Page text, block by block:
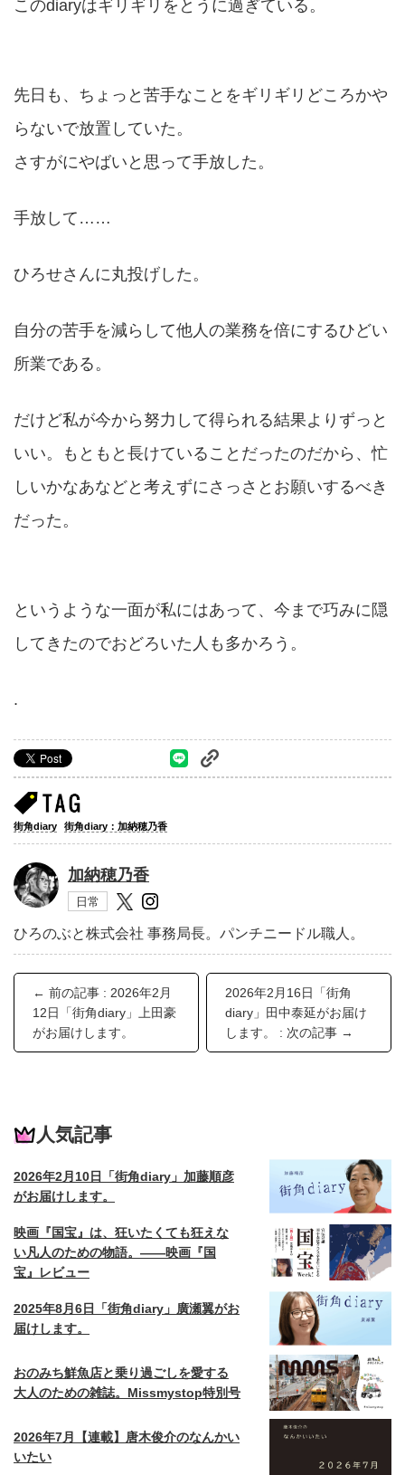
このdiaryはギリギリをとうに過ぎている。
先日も、ちょっと苦手なことをギリギリどころかや
らないで放置していた。
さすがにやばいと思って手放した。
手放して……
ひろせさんに丸投げした。
自分の苦手を減らして他人の業務を倍にするひどい
所業である。
だけど私が今から努力して得られる結果よりずっと
いい。もともと長けていることだったのだから、忙
しいかなあなどと考えずにさっさとお願いするべき
だった。
というような一面が私にはあって、今まで巧みに隠
してきたのでおどろいた人も多かろう。
.
街角diary 街角diary：加納穂乃香
加納穂乃香
日常
ひろのぶと株式会社 事務局長。パンチニードル職人。
← 前の記事 : 2026年2月
12日「街角diary」上田豪
がお届けします。
2026年2月16日「街角
diary」田中泰延がお届け
します。 : 次の記事 →
人気記事
2026年2月10日「街角diary」加藤順彦
がお届けします。
映画『国宝』は、狂いたくても狂えな
い凡人のための物語。——映画『国
宝』レビュー
2025年8月6日「街角diary」廣瀬翼がお
届けします。
おのみち鮮魚店と乗り過ごしを愛する
大人のための雑誌。Missmystop特別号
2026年7月【連載】唐木俊介のなんかい
いたい